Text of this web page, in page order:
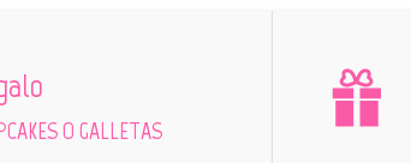
O GALLETAS